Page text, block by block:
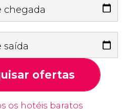
chegada
saída
ofertas
os hotéis baratos